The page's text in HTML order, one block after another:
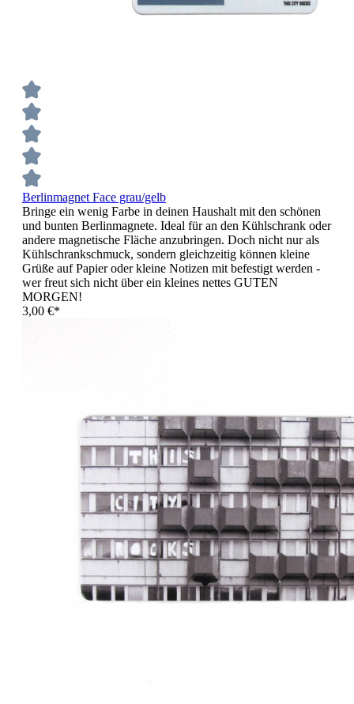
Berlinmagnet Face grau/gelb
Bringe ein wenig Farbe in deinen Haushalt mit den schönen
und bunten Berlinmagnete. Ideal für an den Kühlschrank oder
andere magnetische Fläche anzubringen. Doch nicht nur als
Kühlschrankschmuck, sondern gleichzeitig können kleine
Grüße auf Papier oder kleine Notizen mit befestigt werden -
wer freut sich nicht über ein kleines nettes GUTEN
MORGEN!
3,00 €*